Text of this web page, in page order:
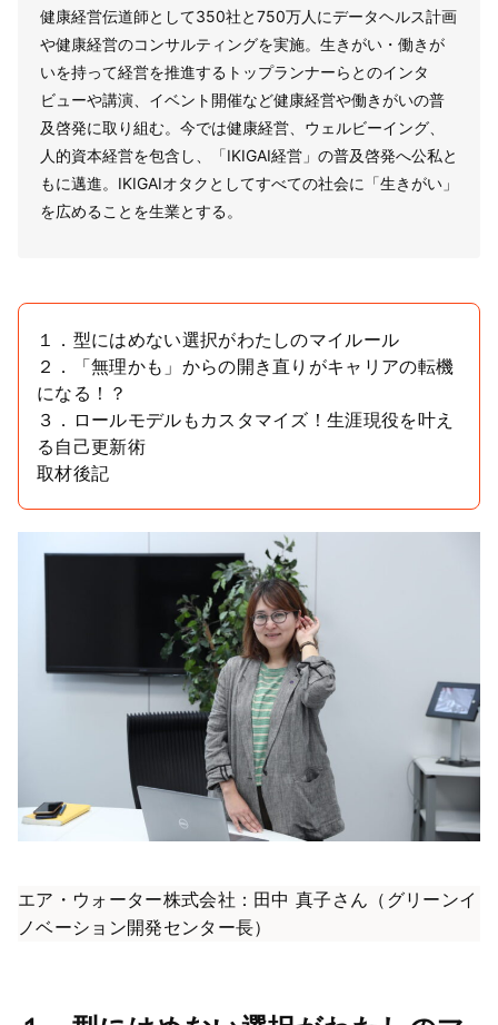
健康経営伝道師として350社と750万人にデータヘルス計画
や健康経営のコンサルティングを実施。生きがい・働きが
いを持って経営を推進するトップランナーらとのインタ
ビューや講演、イベント開催など健康経営や働きがいの普
及啓発に取り組む。今では健康経営、ウェルビーイング、
人的資本経営を包含し、「IKIGAI経営」の普及啓発へ公私と
もに邁進。IKIGAIオタクとしてすべての社会に「生きがい」
を広めることを生業とする。
１．型にはめない選択がわたしのマイルール
２．「無理かも」からの開き直りがキャリアの転機
になる！？
３．ロールモデルもカスタマイズ！生涯現役を叶え
る自己更新術
取材後記
エア・ウォーター株式会社：田中 真子さん（グリーンイ
ノベーション開発センター長）